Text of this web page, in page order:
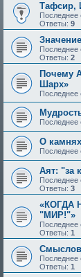
Тафсир,
Последнее
Ответы: 9
Последнее
Ответы: 2
Почему
Шарх»
Последнее
Последнее
О
Последнее
Аят: "за
Последнее
Ответы: 3
«КОГДА
"МИР!"»
Последнее
Ответы: 1
Последнее
Ответы: 1